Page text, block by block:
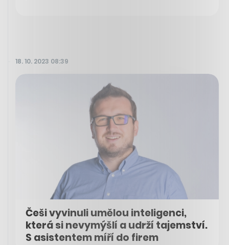
18. 10. 2023 08:39
Češi vyvinuli umělou inteligenci,
která si nevymýšlí a udrží tajemství.
S asistentem míří do firem